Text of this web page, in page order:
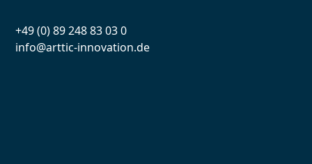
+49 (0) 89 248 83 03 0
info@arttic-innovation.de